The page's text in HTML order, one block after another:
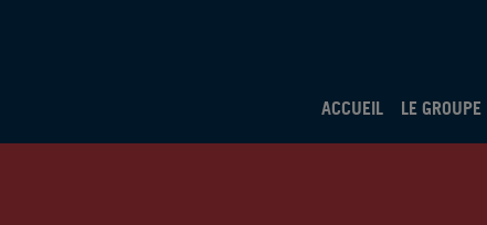
ACCUEIL LE GROUPE